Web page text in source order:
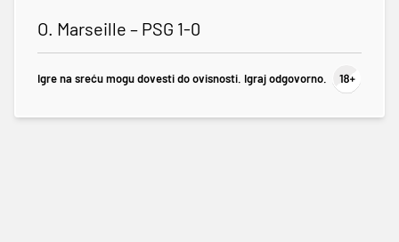
O. Marseille – PSG 1-0
Igre na sreću mogu dovesti do ovisnosti. Igraj odgovorno.